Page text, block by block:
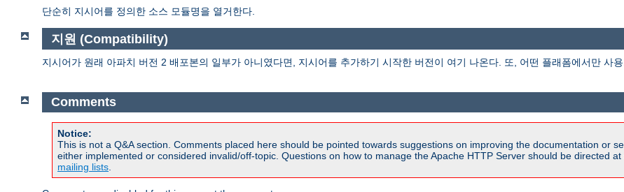
단순히 지시어를 정의한 소스 모듈명을 열거한다.
지원 (Compatibility)
지시어가 원래 아파치 버전 2 배포본의 일부가 아니였다면, 지시어를 추가하기 시작한 버전이 여기 나온다. 또, 어떤 플래폼에서만 사
Comments
Notice:
This is not a Q&A section. Comments placed here should be pointed towards suggestions on improving the documentation or
either implemented or considered invalid/off-topic. Questions on how to manage the Apache HTTP Server should be directed
mailing lists